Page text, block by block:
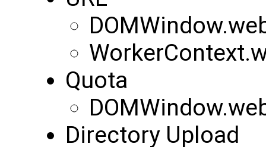
Quota
Directory Upload